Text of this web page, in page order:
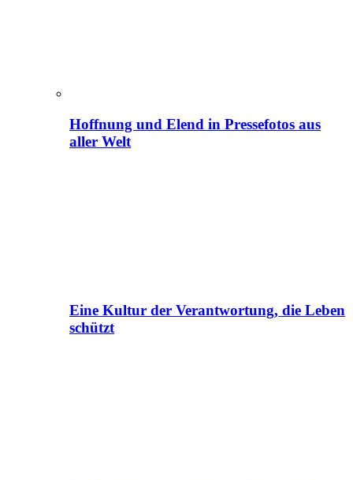
Hoffnung und Elend in Pressefotos aus
aller Welt
Eine Kultur der Verantwortung, die Leben
schützt